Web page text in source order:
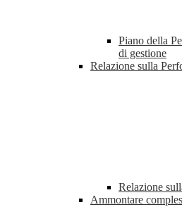
Piano della
di gestione
Relazione sulla
Relazione
Ammontare